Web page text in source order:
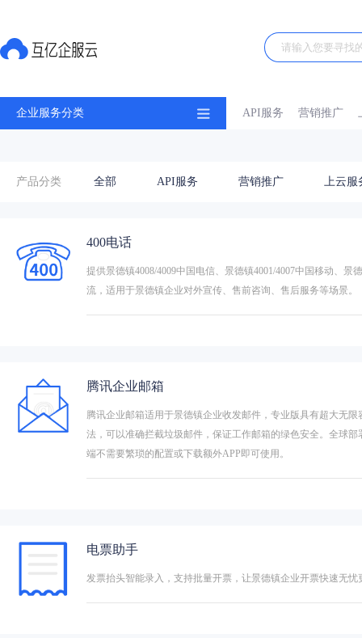
企业服务分类 API服务 营销推广
产品分类 全部 API服务 营销推广 上云服
400电话
提供景德镇4008/4009中国电信、景德镇4001/4007中国移动、
流，适用于景德镇企业对外宣传、售前咨询、售后服务等场景。
腾讯企业邮箱
腾讯企业邮箱适用于景德镇企业收发邮件，专业版具有超大无
法，可以准确拦截垃圾邮件，保证工作邮箱的绿色安全。全球
端不需要繁琐的配置或下载额外APP即可使用。
电票助手
发票抬头智能录入，支持批量开票，让景德镇企业开票快速无